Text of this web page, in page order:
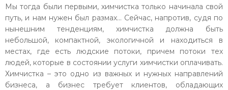
Мы тогда были первыми, химчистка только начинала свой
путь, и нам нужен был размах… Сейчас, напротив, судя по
нынешним тенденциям, химчистка должна быть
небольшой, компактной, экологичной и находиться в
местах, где есть людские потоки, причем потоки тех
людей, которые в состоянии услуги химчистки оплачивать.
Химчистка – это одно из важных и нужных направлений
бизнеса, а бизнес требует клиентов, обладающих